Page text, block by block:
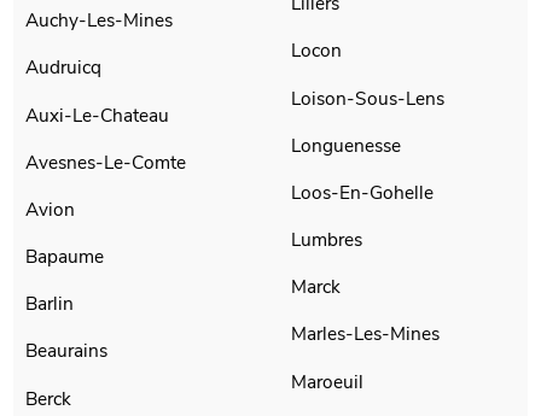
Auchy-Les-Mines
Audruicq
Auxi-Le-Chateau
Avesnes-Le-Comte
Avion
Bapaume
Barlin
Beaurains
Berck
Locon
Loison-Sous-Lens
Longuenesse
Loos-En-Gohelle
Lumbres
Marck
Marles-Les-Mines
Maroeuil